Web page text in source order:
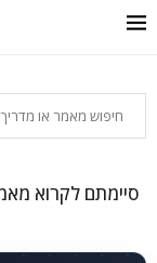
סיימתם לקרוא